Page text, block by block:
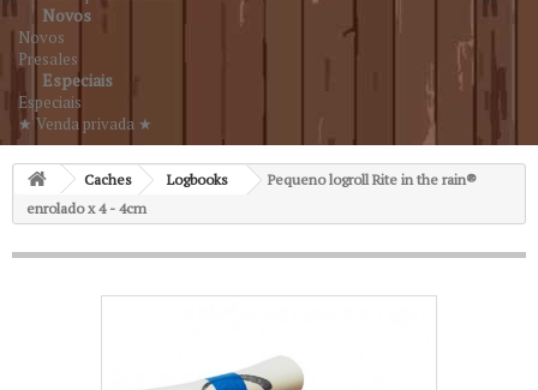
Novos
Novos
Presales
Especiais
Especiais
★ Venda privada ★
Caches Logbooks
Pequeno logroll Rite in the rain®
enrolado x 4 - 4cm